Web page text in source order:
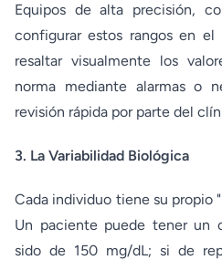
Equipos de alta precisión,
configurar estos rangos en
resaltar visualmente los
norma mediante alarmas o
revisión rápida por parte del
3. La Variabilidad Biológica
Cada individuo tiene su propio
Un paciente puede tener un
sido de 150 mg/dL; si de